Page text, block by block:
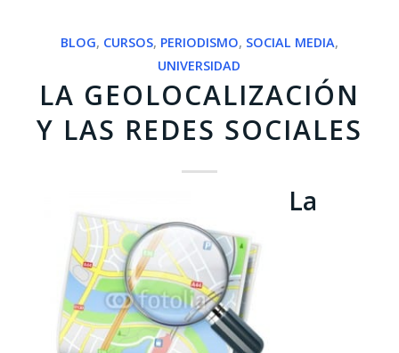
BLOG, CURSOS, PERIODISMO, SOCIAL MEDIA,
UNIVERSIDAD
LA GEOLOCALIZACIÓN
Y LAS REDES SOCIALES
La